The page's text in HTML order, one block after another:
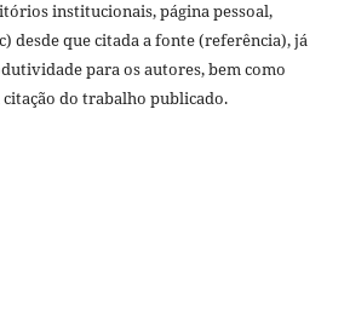
institucionais, página pessoal,
desde que citada a fonte (referência), já
para os autores, bem como
do trabalho publicado.